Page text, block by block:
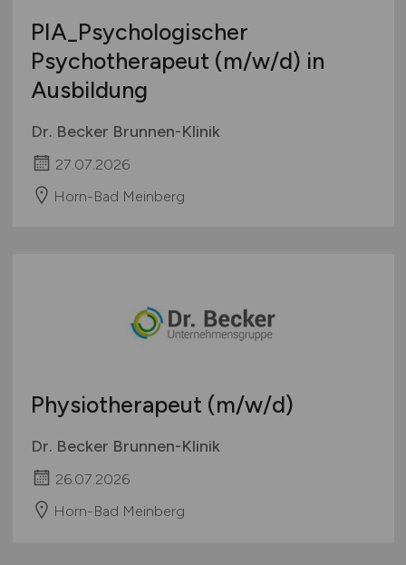
PIA_Psychologischer
Psychotherapeut (m/w/d) in
Ausbildung
Dr. Becker Brunnen-Klinik
27.07.2026
Horn-Bad Meinberg
Physiotherapeut (m/w/d)
Dr. Becker Brunnen-Klinik
26.07.2026
Horn-Bad Meinberg